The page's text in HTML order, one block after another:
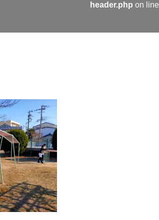
header.php on line